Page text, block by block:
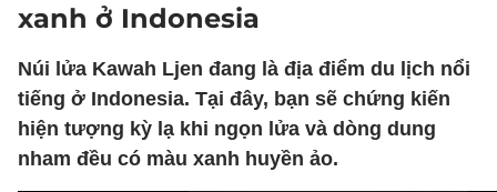
xanh ở Indonesia
Núi lửa Kawah Ljen đang là địa điểm du lịch nổi
tiếng ở Indonesia. Tại đây, bạn sẽ chứng kiến
hiện tượng kỳ lạ khi ngọn lửa và dòng dung
nham đều có màu xanh huyền ảo.